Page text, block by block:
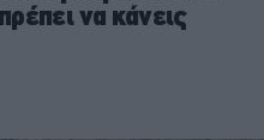
να κάνεις